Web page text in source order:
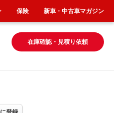
在庫確認・見積り依頼
保険 新車・中古車マガジン